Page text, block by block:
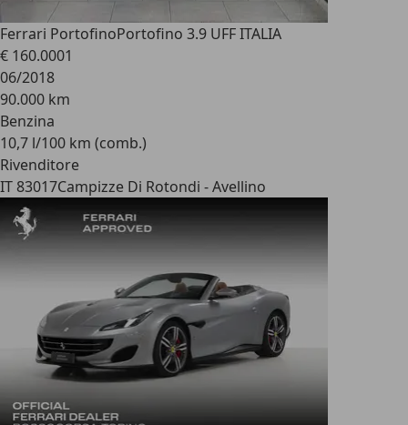
Ferrari PortofinoPortofino 3.9 UFF ITALIA
€ 160.0001
06/2018
90.000 km
Benzina
10,7 l/100 km (comb.)
Rivenditore
IT 83017Campizze Di Rotondi - Avellino